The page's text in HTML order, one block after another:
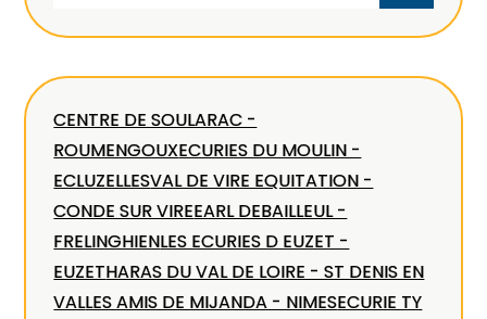
CENTRE DE SOULARAC -
ROUMENGOUXECURIES DU MOULIN -
ECLUZELLESVAL DE VIRE EQUITATION -
CONDE SUR VIREEARL DEBAILLEUL -
FRELINGHIENLES ECURIES D EUZET -
EUZETHARAS DU VAL DE LOIRE - ST DENIS EN
VALLES AMIS DE MIJANDA - NIMESECURIE TY